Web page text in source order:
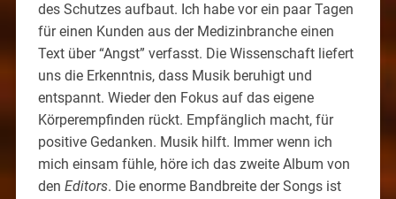
des Schutzes aufbaut. Ich habe vor ein paar Tagen
für einen Kunden aus der Medizinbranche einen
Text über “Angst” verfasst. Die Wissenschaft liefert
uns die Erkenntnis, dass Musik beruhigt und
entspannt. Wieder den Fokus auf das eigene
Körperempfinden rückt. Empfänglich macht, für
positive Gedanken. Musik hilft. Immer wenn ich
mich einsam fühle, höre ich das zweite Album von
den Editors. Die enorme Bandbreite der Songs ist